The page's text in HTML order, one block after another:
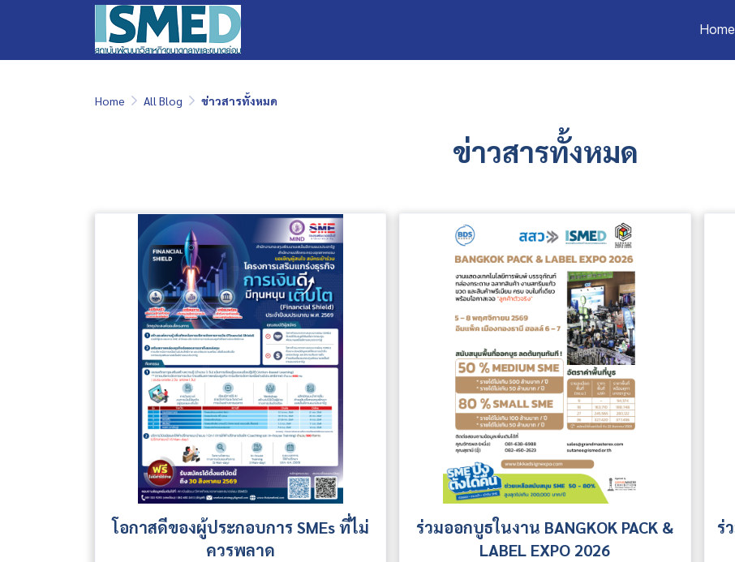
Home
Home All Blog ข่าวสารทั้งหมด
ข่าวสารทั้งหมด
โอกาสดีของผู้ประกอบการ SMEs ที่ไม่
ควรพลาด
ร่วมออกบูธในงาน BANGKOK PACK &
LABEL EXPO 2026
ร่